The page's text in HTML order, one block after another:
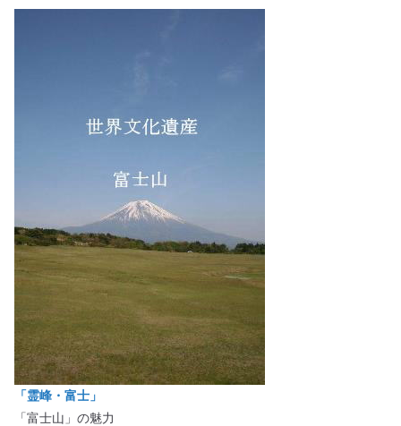
「霊峰・富士」
「富士山」の魅力